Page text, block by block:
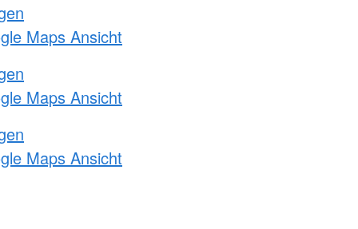
Maps Ansicht
Maps Ansicht
Maps Ansicht